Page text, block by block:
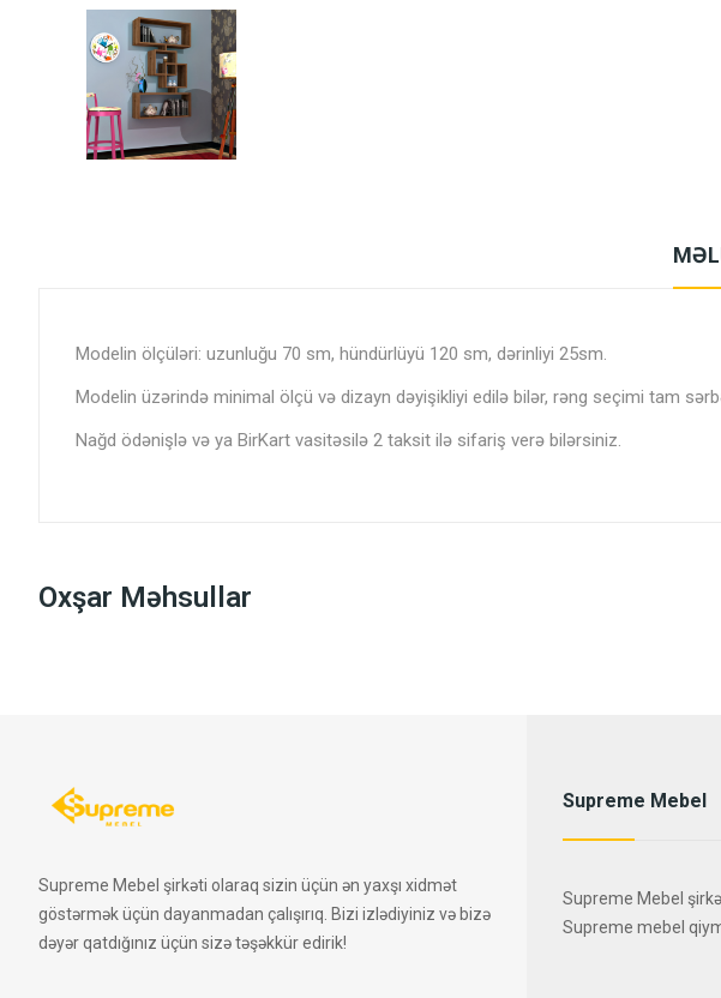
Modelin ölçüləri: uzunluğu 70 sm, hündürlüyü 120 sm, dərinliyi 25sm.
Modelin üzərində minimal ölçü və dizayn dəyişikliyi edilə bilər, rəng seçimi tam
Nağd ödənişlə və ya BirKart vasitəsilə 2 taksit ilə sifariş verə bilərsiniz.
Oxşar Məhsullar
Supreme Mebel şirkəti olaraq sizin üçün ən yaxşı xidmət
göstərmək üçün dayanmadan çalışırıq. Bizi izlədiyiniz və bizə
dəyər qatdığınız üçün sizə təşəkkür edirik!
Supreme Mebel
Supreme Mebel
Supreme mebel